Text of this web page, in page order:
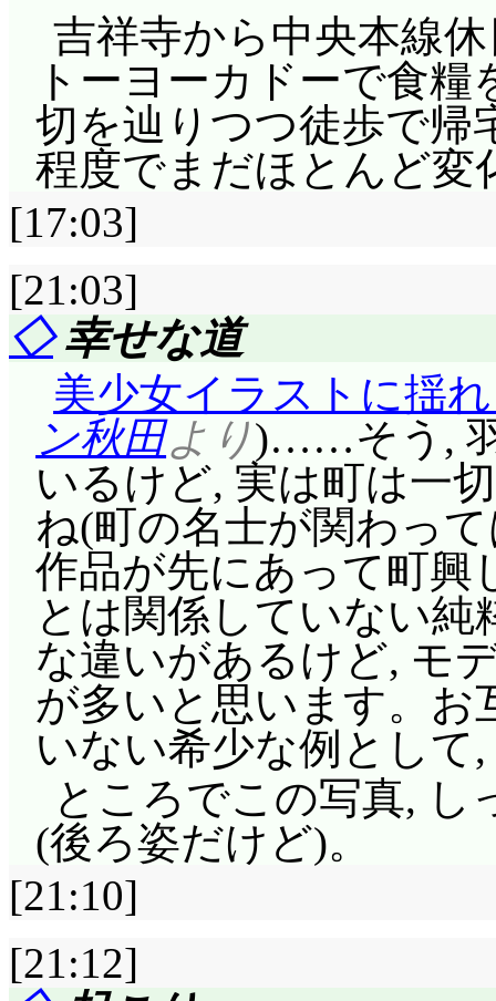
吉祥寺から中央本線
トーヨーカドーで食
切を辿りつつ徒歩で帰
程度でまだほとんど変
[17:03]
[21:03]
◇幸せな道
美少女イラストに揺
ン秋田より)……そう,
いるけど, 実は町は一
ね(町の名士が関わっ
作品が先にあって町興
とは関係していない純
な違いがあるけど, モ
が多いと思います。お
いない希少な例として
ところでこの写真, し
(後ろ姿だけど)。
[21:10]
[21:12]